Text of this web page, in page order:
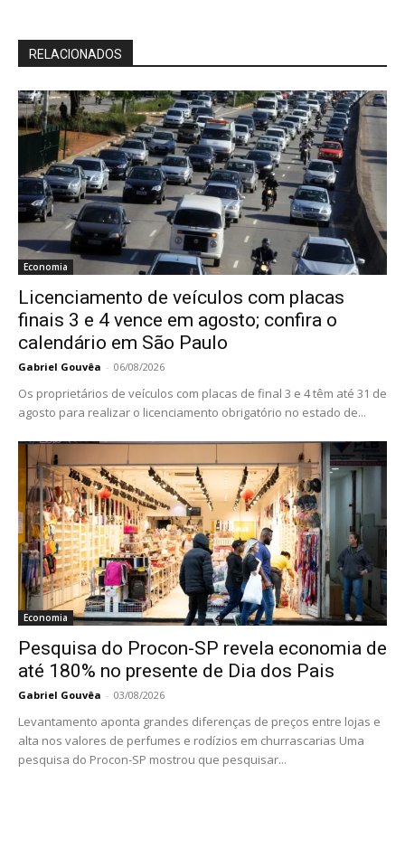
RELACIONADOS
Economia
Licenciamento de veículos com placas
finais 3 e 4 vence em agosto; confira o
calendário em São Paulo
Gabriel Gouvêa - 06/08/2026
Os proprietários de veículos com placas de final 3 e 4 têm até 31 de
agosto para realizar o licenciamento obrigatório no estado de...
Economia
Pesquisa do Procon-SP revela economia de
até 180% no presente de Dia dos Pais
Gabriel Gouvêa - 03/08/2026
Levantamento aponta grandes diferenças de preços entre lojas e
alta nos valores de perfumes e rodízios em churrascarias Uma
pesquisa do Procon-SP mostrou que pesquisar...